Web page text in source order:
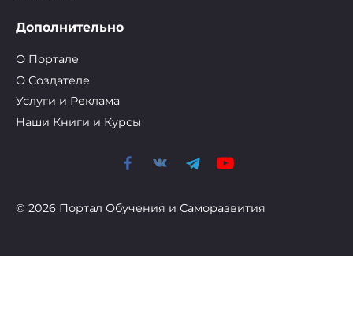
Дополнительно
О Портале
О Cоздателе
Услуги и Реклама
Наши Книги и Курсы
© 2026 Портал Обучения и Саморазвития